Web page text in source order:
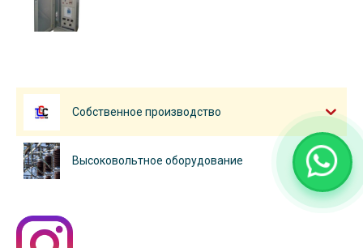
Собственное производство
Высоковольтное оборудование